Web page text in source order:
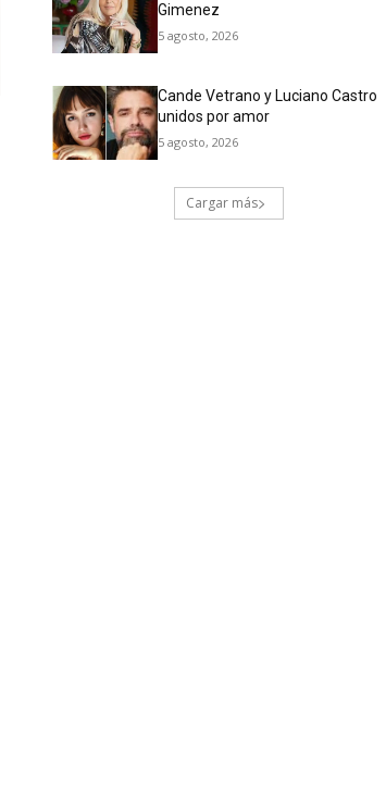
Gimenez
5 agosto, 2026
Cande Vetrano y Luciano Castro
unidos por amor
5 agosto, 2026
Cargar más